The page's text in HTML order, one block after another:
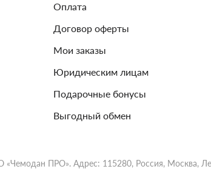
Оплата
Договор оферты
Мои заказы
Юридическим лицам
Подарочные бонусы
Выгодный обмен
ПРО». Адрес: 115280, Россия, Москва,